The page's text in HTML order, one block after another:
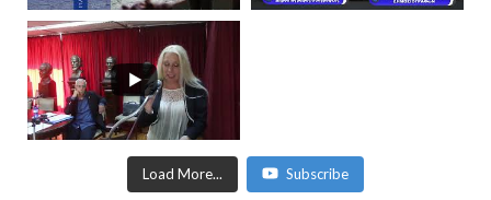
Load More... Subscribe